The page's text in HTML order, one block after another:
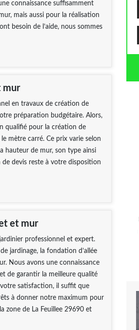
connaissance suffisamment
mais aussi pour la réalisation
besoin de l’aide, nous sommes
mur
en travaux de création de
préparation budgétaire. Alors,
qualifié pour la création de
mètre carré. Ce prix varie selon
hauteur de mur, son type ainsi
devis reste à votre disposition
et mur
professionnel et expert.
jardinage, la fondation d’allée
Nous avons une connaissance
de garantir la meilleure qualité
satisfaction, il suffit que
à donner notre maximum pour
zone de La Feuillee 29690 et